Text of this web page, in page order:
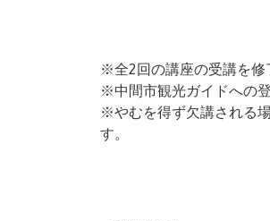
※全2回の講座の受講を修
※中間市観光ガイドへの
※やむを得ず欠講される
す。